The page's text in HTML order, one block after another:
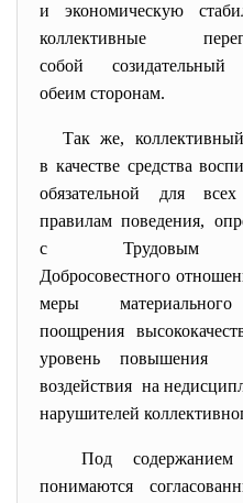
и экономическую
коллективные
собой
обеим сторонам.
Так же,
в качестве средства
обязательной для
правилам поведения,
с Трудовым
Добросовестного
меры
поощрения
уровень повышения
воздействия на
нарушителей
Под содержанием
понимаются